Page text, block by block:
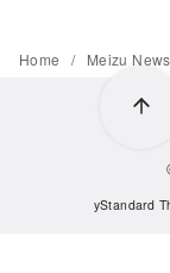
Home Meizu News
yStandard